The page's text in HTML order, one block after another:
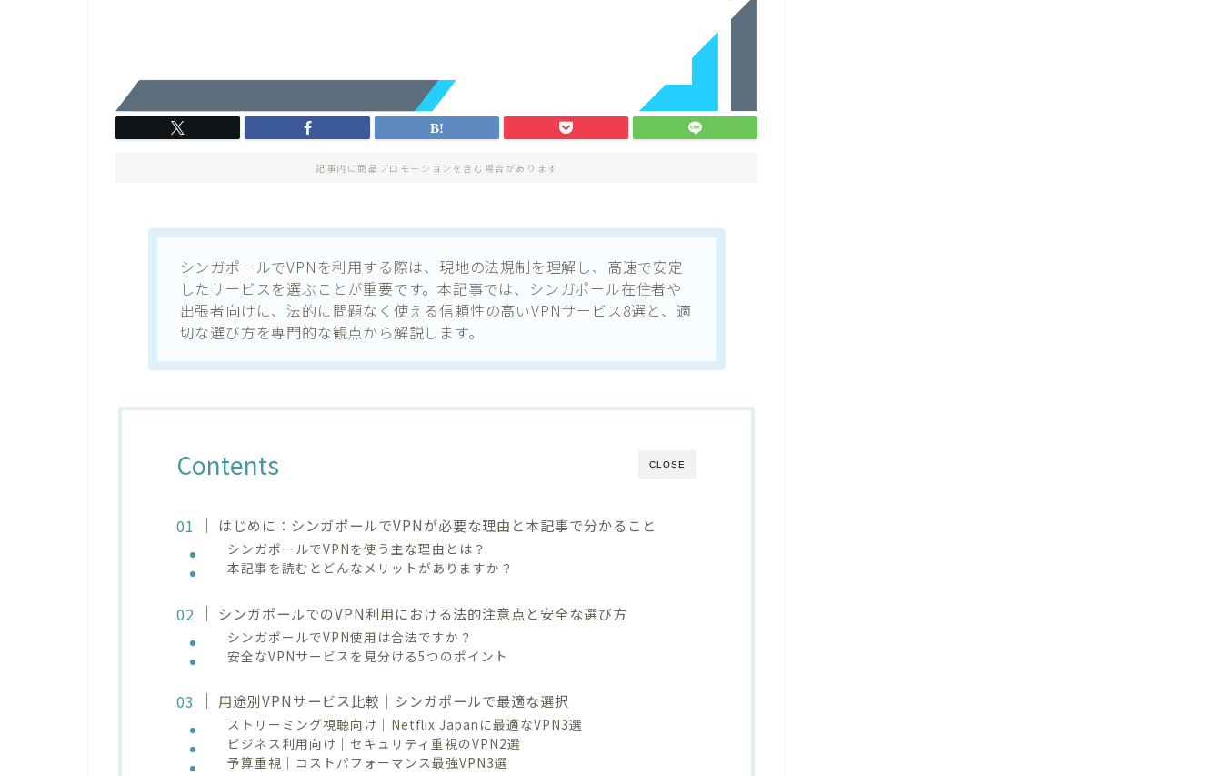
記事内に商品プロモーションを含む場合があります
シンガポールでVPNを利用する際は、現地の法規制を理解し、高速で安定
したサービスを選ぶことが重要です。本記事では、シンガポール在住者や
出張者向けに、法的に問題なく使える信頼性の高いVPNサービス8選と、適
切な選び方を専門的な観点から解説します。
CLOSE
Contents
はじめに：シンガポールでVPNが必要な理由と本記事で分かること
シンガポールでVPNを使う主な理由とは？
本記事を読むとどんなメリットがありますか？
シンガポールでのVPN利用における法的注意点と安全な選び方
シンガポールでVPN使用は合法ですか？
安全なVPNサービスを見分ける5つのポイント
用途別VPNサービス比較｜シンガポールで最適な選択
ストリーミング視聴向け｜Netflix Japanに最適なVPN3選
ビジネス利用向け｜セキュリティ重視のVPN2選
予算重視｜コストパフォーマンス最強VPN3選